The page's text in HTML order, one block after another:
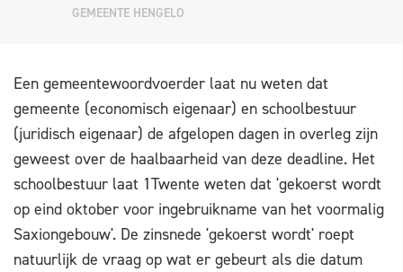
GEMEENTE HENGELO
Een gemeentewoordvoerder laat nu weten dat
gemeente (economisch eigenaar) en schoolbestuur
(juridisch eigenaar) de afgelopen dagen in overleg zijn
geweest over de haalbaarheid van deze deadline. Het
schoolbestuur laat 1Twente weten dat 'gekoerst wordt
op eind oktober voor ingebruikname van het voormalig
Saxiongebouw'. De zinsnede 'gekoerst wordt' roept
natuurlijk de vraag op wat er gebeurt als die datum